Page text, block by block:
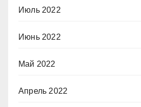
Июль 2022
Июнь 2022
Май 2022
Апрель 2022